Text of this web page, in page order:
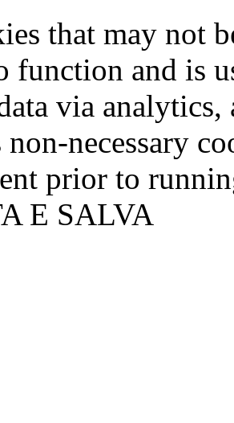
that may not
function and is
via analytics,
non-necessary
prior to
E SALVA